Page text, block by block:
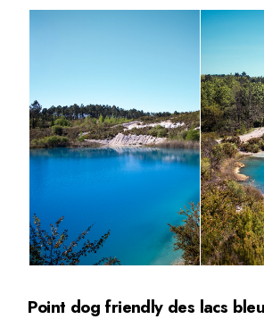
Point dog friendly des lacs